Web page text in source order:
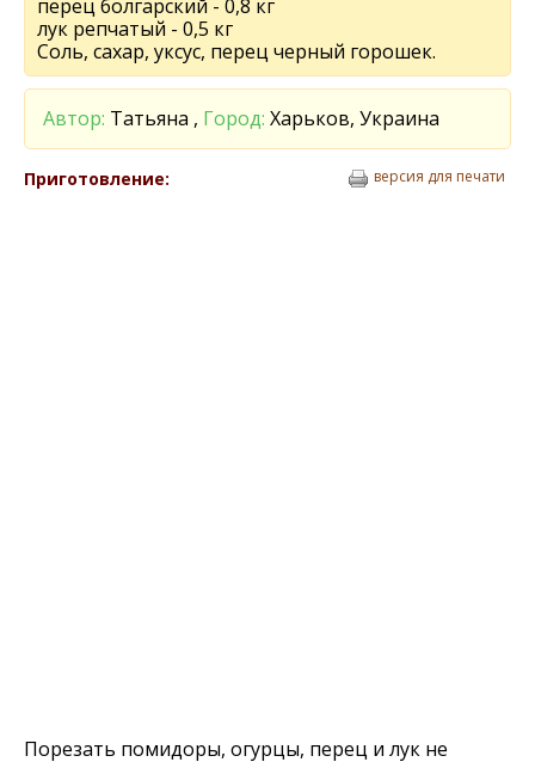
перец болгарский - 0,8 кг
лук репчатый - 0,5 кг
Соль, сахар, уксус, перец черный горошек.
Автор: Татьяна , Город: Харьков, Украина
Приготовление: версия для печати
Порезать помидоры, огурцы, перец и лук не